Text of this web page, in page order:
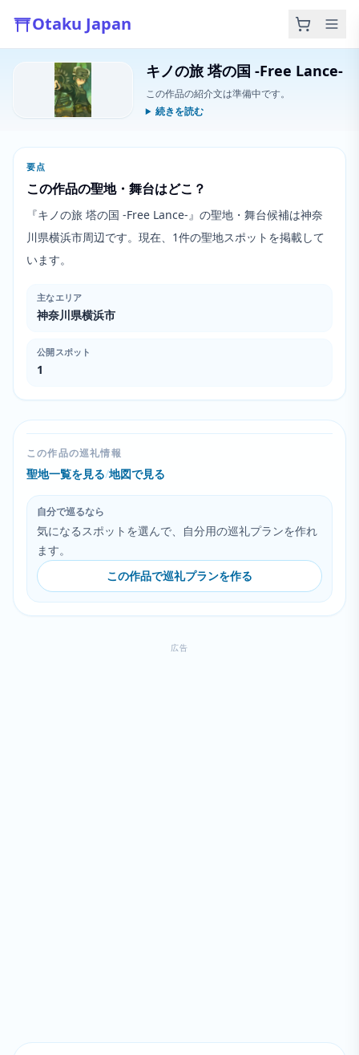
Otaku Japan
キノの旅 塔の国 -Free Lance-
この作品の紹介文は準備中です。
続きを読む
要点
この作品の聖地・舞台はどこ？
『キノの旅 塔の国 -Free Lance-』の聖地・舞台候補は神奈
川県横浜市周辺です。現在、1件の聖地スポットを掲載して
います。
主なエリア
神奈川県横浜市
公開スポット
1
この作品の巡礼情報
聖地一覧を見る/地図で見る
自分で巡るなら
気になるスポットを選んで、自分用の巡礼プランを作れ
ます。
この作品で巡礼プランを作る
広告